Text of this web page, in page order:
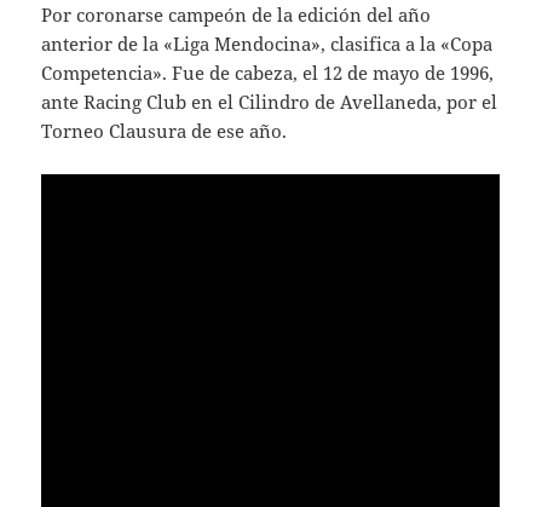
Por coronarse campeón de la edición del año
anterior de la «Liga Mendocina», clasifica a la «Copa
Competencia». Fue de cabeza, el 12 de mayo de 1996,
ante Racing Club en el Cilindro de Avellaneda, por el
Torneo Clausura de ese año.